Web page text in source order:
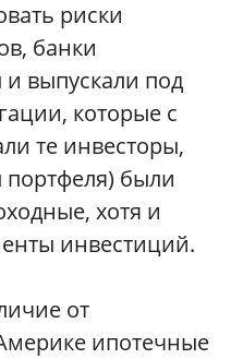
риски
банки
выпускали под
которые с
те инвесторы,
были
хотя и
инвестиций.
от
ипотечные